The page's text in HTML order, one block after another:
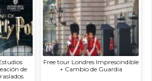
de
Free tour Londres Imprescindible
+ Cambio de Guardia